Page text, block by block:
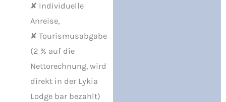
✘ Individuelle
Anreise,
✘ Tourismusabgabe
(2 % auf die
Nettorechnung, wird
direkt in der Lykia
Lodge bar bezahlt)